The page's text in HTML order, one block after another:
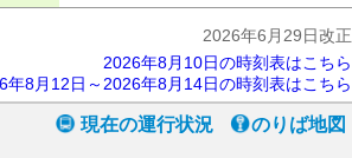
2026年6月29日改正
2026年8月10日の時刻表はこちら
年8月12日～2026年8月14日の時刻表はこちら
現在の運行状況 のりば地図